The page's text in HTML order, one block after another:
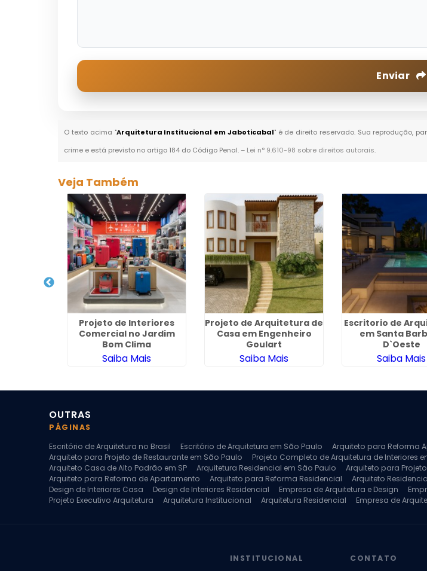
Enviar
O texto acima "Arquitetura Institucional em Jaboticabal" é de direito reservado. Sua reprodução,
crime e está previsto no artigo 184 do Código Penal. – Lei n° 9.610-98 sobre direitos autorais.
Veja Também
Projeto de Interiores
Comercial no Jardim
Bom Clima
Saiba Mais
Projeto de Arquitetura de
Casa em Engenheiro
Goulart
Saiba Mais
Escritorio de
em Santa
D`Oeste
Saiba Mais
OUTRAS
PÁGINAS
Escritório de Arquitetura no Brasil
Escritório de Arquitetura em São Paulo Arquiteto para Reforma
Arquiteto para Projeto de Restaurante em São Paulo
Projeto Completo de Arquitetura de Interiores
Arquiteto Casa de Alto Padrão em SP
Arquitetura Residencial em São Paulo Arquiteto para
Arquiteto para Reforma de Apartamento
Arquiteto para Reforma Residencial Arquiteto
Design de Interiores Casa
Design de Interiores Residencial Empresa de Arquitetura e Design
Projeto Executivo Arquitetura
Arquitetura Institucional Arquitetura Residencial Empresa de
INSTITUCIONAL CONTATO